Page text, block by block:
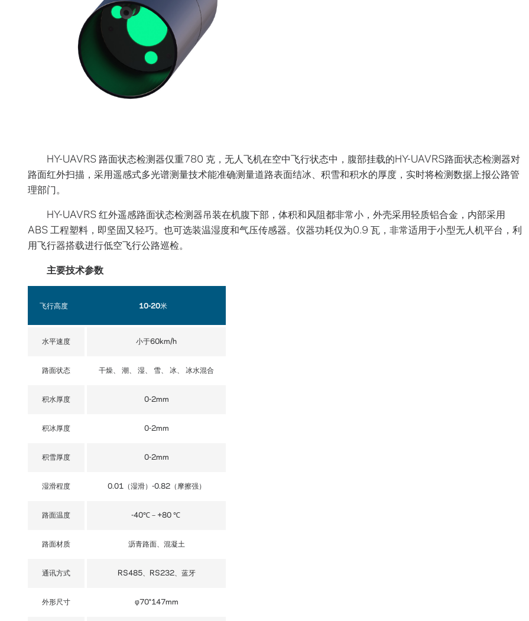
HY-UAVRS 路面状态检测器仅重780 克，无人飞机在空中飞行状态中，腹部挂载的HY-UAVRS路面状态检测器对
路面红外扫描，采用遥感式多光谱测量技术能准确测量道路表面结冰、积雪和积水的厚度，实时将检测数据上报公路管
理部门。
HY-UAVRS 红外遥感路面状态检测器吊装在机腹下部，体积和风阻都非常小，外壳采用轻质铝合金，内部采用
ABS 工程塑料，即坚固又轻巧。也可选装温湿度和气压传感器。仪器功耗仅为0.9 瓦，非常适用于小型无人机平台，利
用飞行器搭载进行低空飞行公路巡检。
主要技术参数
飞行高度 10-20米
水平速度 小于60km/h
路面状态 干燥、 潮、 湿、 雪、 冰、 冰水混合
积水厚度 0-2mm
积冰厚度 0-2mm
积雪厚度 0-2mm
湿滑程度 0.01（湿滑）-0.82（摩擦强）
路面温度 -40℃－+80 ℃
路面材质 沥青路面、混凝土
通讯方式 RS485、RS232、蓝牙
外形尺寸 φ70*147mm